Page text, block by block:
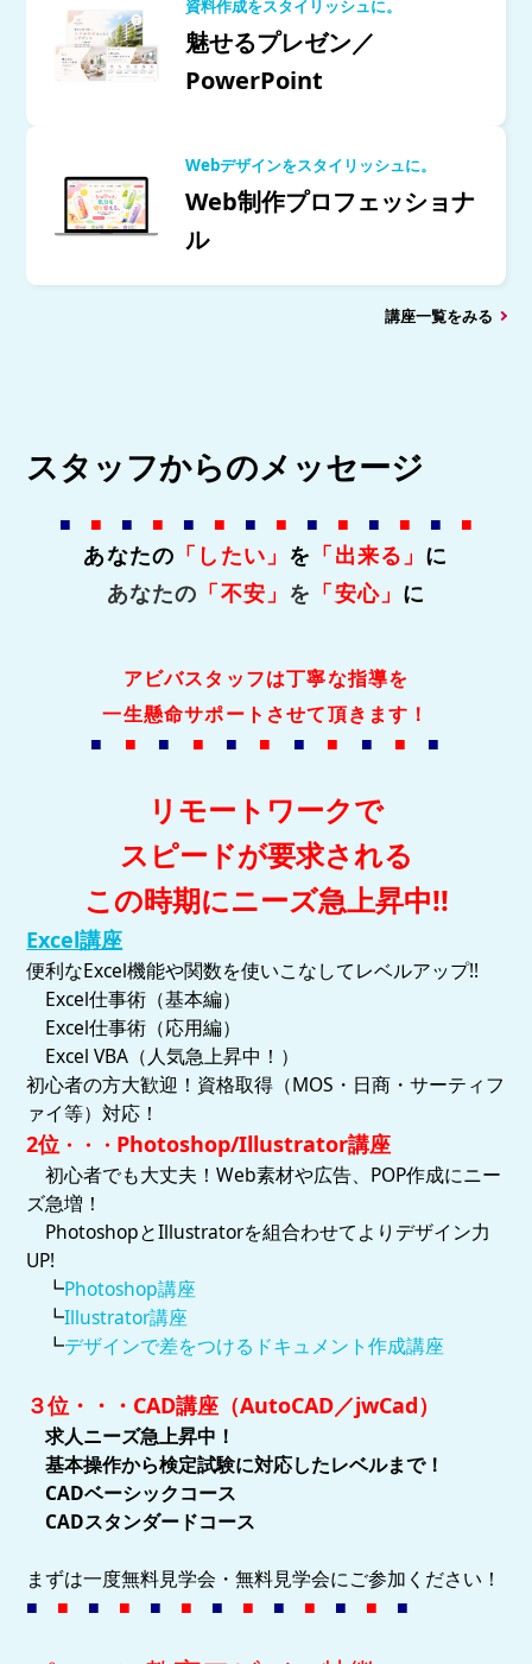
資料作成をスタイリッシュに。
魅せるプレゼン／
PowerPoint
Webデザインをスタイリッシュに。
Web制作プロフェッショナ
ル
講座一覧をみる
スタッフからのメッセージ
■ ■ ■ ■ ■ ■ ■ ■ ■ ■ ■ ■ ■ ■
あなたの 「したい」 を 「出来る」 に
あなたの 「不安」 を 「安心」 に
アビバスタッフは丁寧な指導を
一生懸命サポートさせて頂きます！
■
■ ■ ■ ■ ■ ■ ■ ■ ■ ■
リモートワークで
スピードが要求される
この時期にニーズ急上昇中!!
Excel講座
便利なExcel機能や関数を使いこなしてレベルアップ!!
Excel仕事術（基本編）
Excel仕事術（応用編）
Excel VBA（人気急上昇中！）
初心者の方大歓迎！資格取得（MOS・日商・サーティフ
ァイ等）対応！
2位 ・・・ Photoshop/Illustrator講座
初心者でも大丈夫！Web素材や広告、POP作成にニー
ズ急増！
PhotoshopとIllustratorを組合わせてよりデザイン力
UP!
┗Photoshop講座
┗Illustrator講座
┗デザインで差をつけるドキュメント作成講座
３位・・・CAD講座（AutoCAD／jwCad）
求人ニーズ急上昇中！
基本操作から検定試験に対応したレベルまで！
CADベーシックコース
CADスタンダードコース
まずは一度無料見学会・無料見学会にご参加ください！
■
■ ■ ■ ■ ■ ■ ■ ■ ■ ■ ■ ■